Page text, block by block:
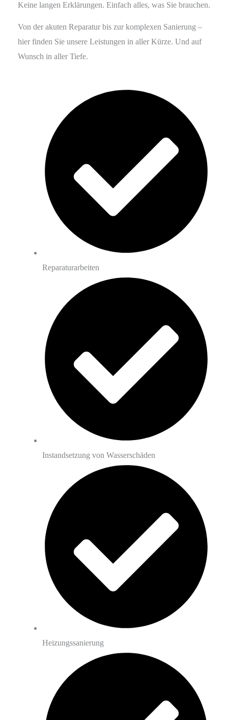
Keine langen Erklärungen. Einfach alles, was Sie brauchen.
Von der akuten Reparatur bis zur komplexen Sanierung –
hier finden Sie unsere Leistungen in aller Kürze. Und auf
Wunsch in aller Tiefe.
Reparaturarbeiten
Instandsetzung von Wasserschäden
Heizungssanierung